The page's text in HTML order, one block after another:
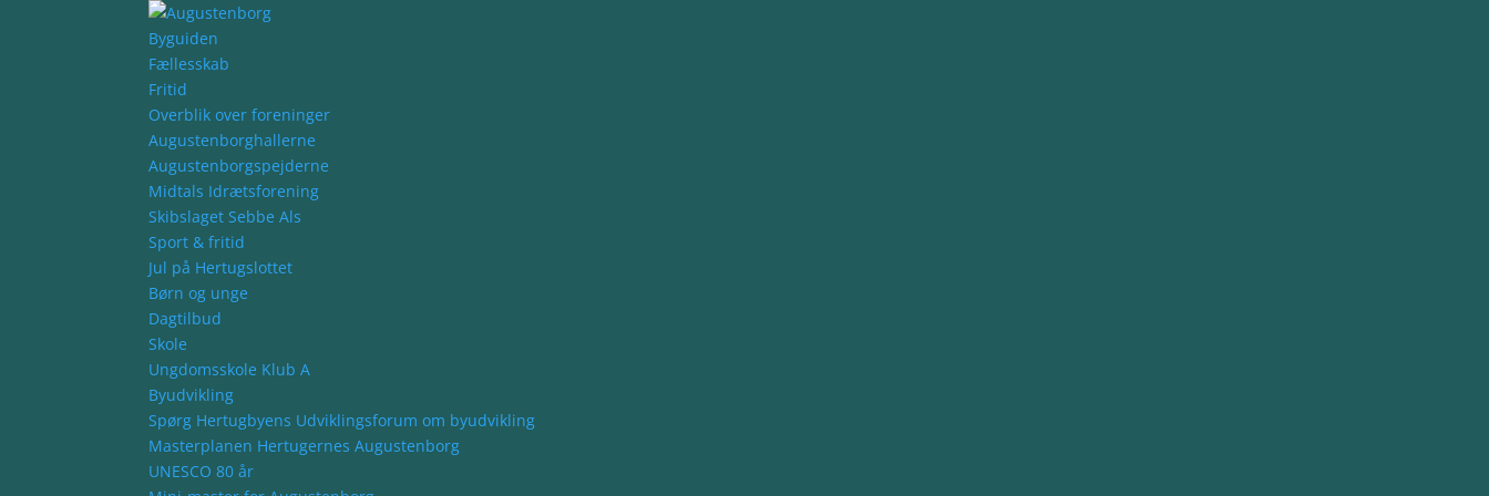
Byguiden
Fællesskab
Fritid
Overblik over foreninger
Augustenborghallerne
Augustenborgspejderne
Midtals Idrætsforening
Skibslaget Sebbe Als
Sport & fritid
Jul på Hertugslottet
Børn og unge
Dagtilbud
Skole
Ungdomsskole Klub A
Byudvikling
Spørg Hertugbyens Udviklingsforum om byudvikling
Masterplanen Hertugernes Augustenborg
UNESCO 80 år